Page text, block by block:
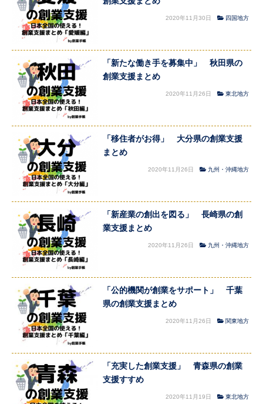
2020年11月30日 四国地方
「新たな働き手を募集中」 秋田県の
創業支援まとめ
2020年11月26日 東北地方
「移住者がお得」 大分県の創業支援
まとめ
2020年11月26日 九州・沖縄地方
「新産業の創出を図る」 長崎県の創
業支援まとめ
2020年11月26日 九州・沖縄地方
「公的機関が創業をサポート」 千葉
県の創業支援まとめ
2020年11月26日 関東地方
「充実した創業支援」 青森県の創業
支援すすめ
2020年11月19日 東北地方